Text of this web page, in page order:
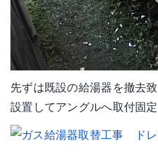
先ずは既設の給湯器を撤去
設置してアングルへ取付固定